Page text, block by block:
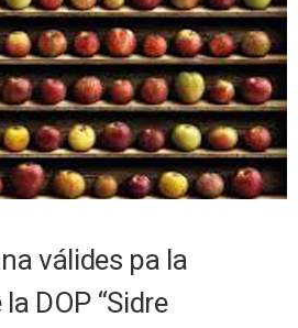
válides pa la
DOP “Sidre